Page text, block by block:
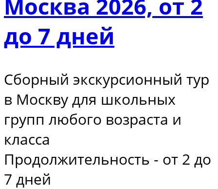
Москва 2026, от 2
до 7 дней
Сборный экскурсионный тур
в Москву для школьных
групп любого возраста и
класса
Продолжительность - от 2 до
7 дней